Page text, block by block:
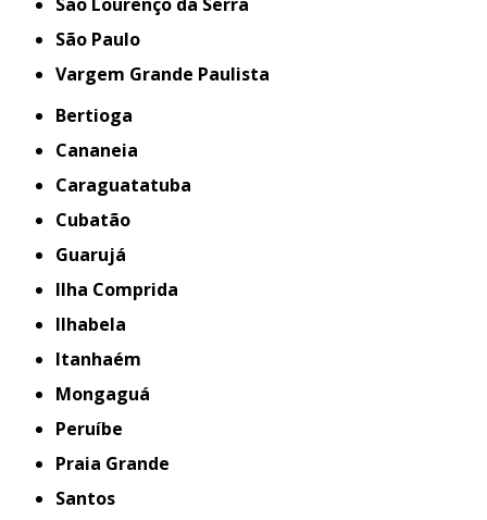
São Lourenço da Serra
São Paulo
Vargem Grande Paulista
Bertioga
Cananeia
Caraguatatuba
Cubatão
Guarujá
Ilha Comprida
Ilhabela
Itanhaém
Mongaguá
Peruíbe
Praia Grande
Santos